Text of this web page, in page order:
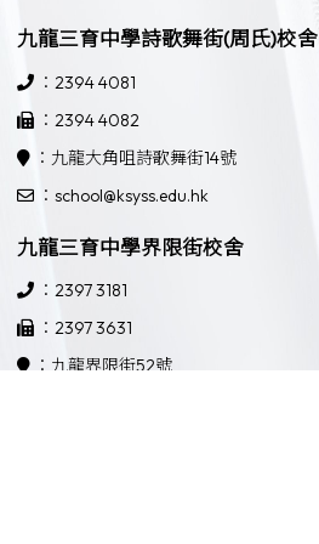
九龍三育中學詩歌舞街(周氏)校舍
：2394 4081
：2394 4082
：九龍大角咀詩歌舞街14號
：school@ksyss.edu.hk
九龍三育中學界限街校舍
：2397 3181
：2397 3631
：九龍界限街52號